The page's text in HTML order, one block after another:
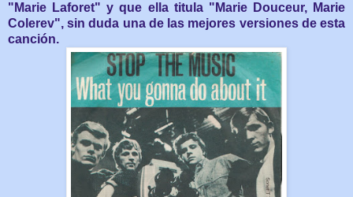
"Marie Laforet" y que ella titula "Marie Douceur, Marie
Colerev", sin duda una de las mejores versiones de esta
canción.